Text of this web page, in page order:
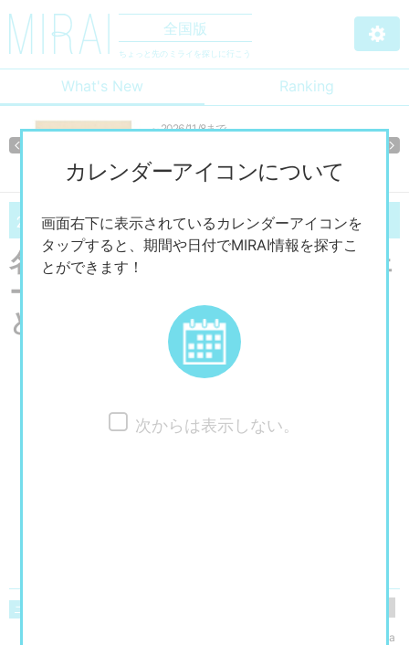
全国版
ちょっと先のミライを探しに行こう
What's New Ranking
～2026/11/8まで
Previous
202607/11（土）～ 202609/6（日）
名古屋市美術館 特別展「スウェ
ーデン・テキスタイル 暮らし
と自然に息づく北欧デザイン」
ニュース
yukaringosha
カレンダーアイコンについて
画面右下に表示されているカレンダーアイコンを
タップすると、期間や日付でMIRAI情報を探すこ
とができます！
次からは表示しない。